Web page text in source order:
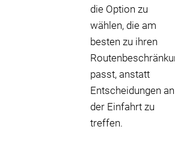
die Option zu
wählen, die am
besten zu ihren
passt, anstatt
Entscheidungen an
der Einfahrt zu
treffen.